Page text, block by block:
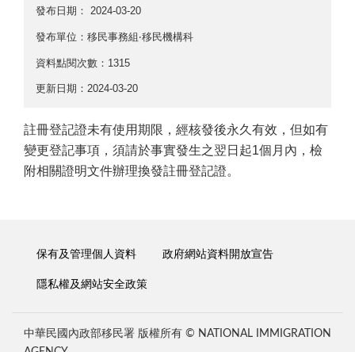
發布日期： 2024-03-20
發布單位：移民事務組‧移民機構科
資料點閱次數：1315
更新日期：2024-03-20
註冊登記證未有使用期限，經核發後永久有效，但如有
變更登記事項，須請於事實發生之翌日起1個月內，檢
附相關證明文件辦理換發註冊登記證。
保有及管理個人資料 政府網站資料開放宣告
隱私權及網站安全政策
中華民國內政部移民署 版權所有 © NATIONAL IMMIGRATION